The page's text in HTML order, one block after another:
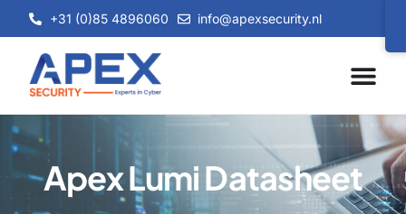
+31 (0)85 4896060 info@apexsecurity.nl
Apex Lumi Datasheet